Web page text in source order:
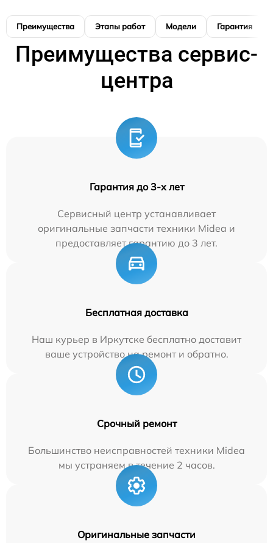
Преимущества Этапы работ Модели Гарантия
Преимущества сервис-
центра
Гарантия до 3-х лет
Сервисный центр устанавливает
оригинальные запчасти техники Midea и
предоставляет гарантию до 3 лет.
Бесплатная доставка
Наш курьер в Иркутске бесплатно доставит
ваше устройство на ремонт и обратно.
Срочный ремонт
Большинство неисправностей техники Midea
мы устраняем в течение 2 часов.
Оригинальные запчасти